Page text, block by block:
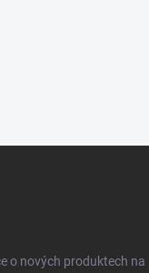
o nových produktech na